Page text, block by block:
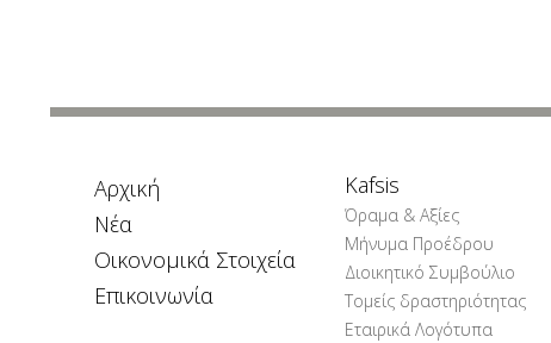
Αρχική
Νέα
Οικονομικά Στοιχεία
Επικοινωνία
Kafsis
Όραμα & Αξίες
Μήνυμα Προέδρου
Διοικητικό Συμβούλιο
Τομείς δραστηριότητας
Εταιρικά Λογότυπα